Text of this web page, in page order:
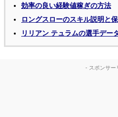
効率の良い経験値稼ぎの方法
ロングスローのスキル説明と
リリアン テュラムの選手デー
- スポンサー